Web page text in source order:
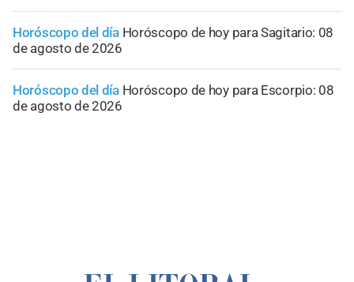
Horóscopo del día Horóscopo de hoy para Sagitario: 08
de agosto de 2026
Horóscopo del día Horóscopo de hoy para Escorpio: 08
de agosto de 2026